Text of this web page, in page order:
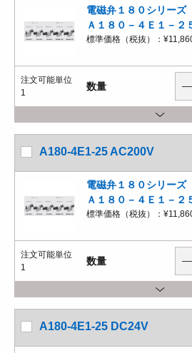
電磁弁１８０シリー
Ａ１８０－４Ｅ１－
標準価格（税抜）：
注文可能単位
1
数量
A180-4E1-25 AC200V
電磁弁１８０シリー
Ａ１８０－４Ｅ１－
標準価格（税抜）：
注文可能単位
1
数量
A180-4E1-25 DC24V